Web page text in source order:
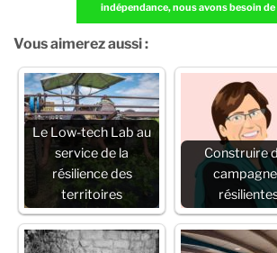
indépendance, nous avons besoin de
JE FAIS UN DON
Vous aimerez aussi :
Le Low-tech Lab au
service de la
résilience des
territoires
Construire